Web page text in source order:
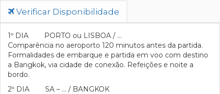
Verificar Disponibilidade
1º DIA PORTO ou LISBOA / …
Comparência no aeroporto 120 minutos antes da partida.
Formalidades de embarque e partida em voo com destino
a Bangkok, via cidade de conexão. Refeições e noite a
bordo.
2º DIA SA – … / BANGKOK